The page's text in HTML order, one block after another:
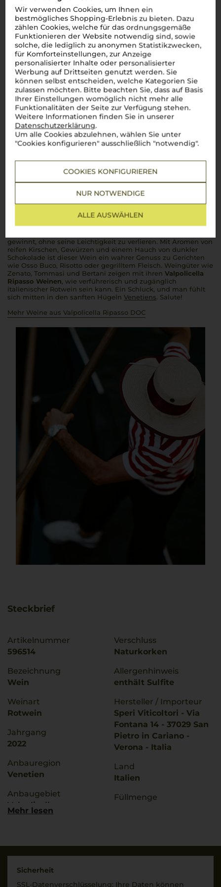
Wir verwenden Cookies, um Ihnen ein
bestmögliches Shopping-Erlebnis zu bieten. Dazu
zählen Cookies, welche für das ordnungsgemäße
Funktionieren der Website notwendig sind, sowie
solche, die lediglich zu anonymen Statistikzwecken,
für Komforteinstellungen, zur Anzeige
personalisierter Inhalte oder personalisierter
Werbung auf Drittseiten genutzt werden. Sie
können selbst entscheiden, welche Kategorien Sie
zulassen möchten. Bitte beachten Sie, dass auf Basis
Ihrer Einstellungen womöglich nicht mehr alle
Funktionalitäten der Seite zur Verfügung stehen.
Weitere Informationen finden Sie in unserer
Datenschutzerklärung.
Um alle Cookies abzulehnen, wählen Sie unter
"Cookies konfigurieren" ausschließlich "notwendig".
COOKIES KONFIGURIEREN
NUR NOTWENDIGE
ALLE AUSWÄHLEN
Kundenbewertung vorhanden.
Schreiben Sie jetzt die erste Bewertung!
JETZT BEWERTEN
Über die Region
Valpolicella Ripasso DOC
verkörpert das Beste aus Venetien: Er
vereint die Frische eines Valpolicella Classico mit der
. Diese einzigartige
Kombination entsteht durch die traditionelle
Methode, bei der der jungeValpolicellaüber die Amarone-
gewinnt, ohne seine Leichtigkeit zu verlieren. Mit Aromen von
reifen Kirschen, Gewürzen und einem Hauch von dunkler
Schokolade ist dieser Wein ein wahrer Genuss zu Gerichten
wie Osso Buco, Risotto oder gegrilltem Fleisch. Weingüter wie
Zenato, Tommasi und Bertani zeigen mit ihren Valpolicella
Ripasso Weinen, wie verführerisch und zugänglich
italienischer Rotwein sein kann. Ein Schluck, und man fühlt
sich mitten in den sanften Hügeln Venetiens. Salute!
Mehr Weine aus Valpolicella Ripasso DOC
Steckbrief
Artikelnummer
596514
Bezeichnung
Wein
Weinart
Rotwein
Jahrgang
2022
Anbauregion
Venetien
Anbaugebiet
Valpolicella
Qualitätsstufe
Classico
Verschluss
Naturkorken
Allergenhinweis
enthält Sulfite
Hersteller / Importeur
Speri Viticoltori - Via
Fontana 14 - 37029 San
Pietro in Cariano -
Verona - Italia
Land
Italien
Füllmenge
Ø Nährwerte pro 100g
333 kJ / 79 kcal
Mehr lesen
Sicherheit
SSL-Daten­verschlüs­selung: Ihre Daten können